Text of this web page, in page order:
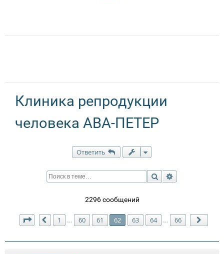
Клиника репродукции
человека АВА-ПЕТЕР
Ответить
Поиск
2296 сообщений
Страница 62 из66
Пред.
1 … 60 61 62 63 64 … 66